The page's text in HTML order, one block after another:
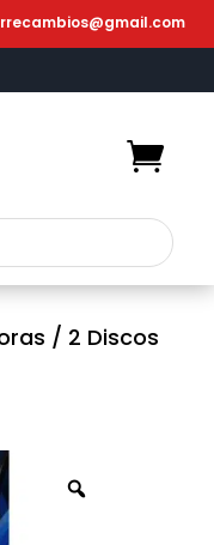
/ 2 Discos